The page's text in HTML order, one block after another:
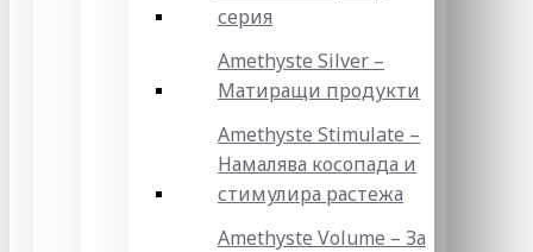
серия
Amethyste Silver –
Матиращи продукти
Amethyste Stimulate –
Намалява косопада и
стимулира растежа
Amethyste Volume – За